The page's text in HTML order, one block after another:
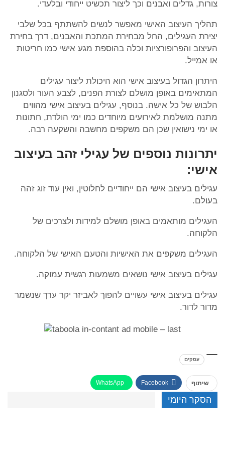
צורות, גדלים ואבנים וכך ליצור תכשיט ייחודי ובלעדי.
תהליך העיצוב האישי מאפשר לנשים להשתתף בכל שלבי
יצירת העגילים, החל מבחירת המתכת והאבנים, דרך בחירת
העיצוב והפרופורציות וכלה בהוספת מגע אישי כמו חריטות
או אמייל.
היתרון הגדול בעיצוב אישי הוא היכולת ליצור עגילים
המתאימים באופן מושלם לצורת הפנים, לצבע העור ולסגנון
הלבוש של כל אישה. בנוסף, עגילים בעיצוב אישי מהווים
מתנה מושלמת לאירועים מיוחדים כמו ימי הולדת, חתונות
או ימי נישואין שכן הם משקפים מחשבה והשקעה רבה.
יתרונות נוספים של עגילי זהב בעיצוב
אישי:
עגילים בעיצוב אישי הם ייחודיים לחלוטין, ואין עוד זוג זהה
בעולם.
העגילים מותאמים באופן מושלם למידות ולצרכים של
הלקוחה.
העגילים משקפים את האישיות והטעם האישי של הלקוחה.
עגילים בעיצוב אישי נושאים משמעות רגשית עמוקה.
עגילים בעיצוב אישי עשויים להפוך לאביזר יקר ערך שנשמר
מדור לדור.
עסקים
שיתוף Facebook
WhatsApp
הסקר היומי